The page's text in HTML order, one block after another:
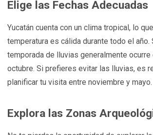
Elige las Fechas Adecuadas
Yucatán cuenta con un clima tropical, lo
temperatura es cálida durante todo el año.
temporada de lluvias generalmente ocurre
octubre. Si prefieres evitar las lluvias, es
planificar tu visita entre noviembre y mayo.
Explora las Zonas